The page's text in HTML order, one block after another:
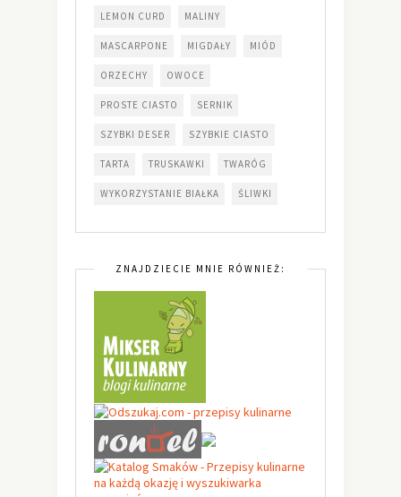
LEMON CURD MALINY
MASCARPONE MIGDAŁY MIÓD
ORZECHY OWOCE
PROSTE CIASTO SERNIK
SZYBKI DESER SZYBKIE CIASTO
TARTA TRUSKAWKI TWARÓG
WYKORZYSTANIE BIAŁKA ŚLIWKI
ZNAJDZIECIE MNIE RÓWNIEŻ: